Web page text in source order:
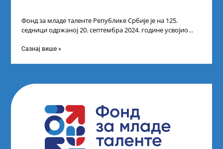
Фонд за младе таленте Републике Србије је на 125.
седници одржаној 20. септембра 2024. године усвојио
Сазнај више »